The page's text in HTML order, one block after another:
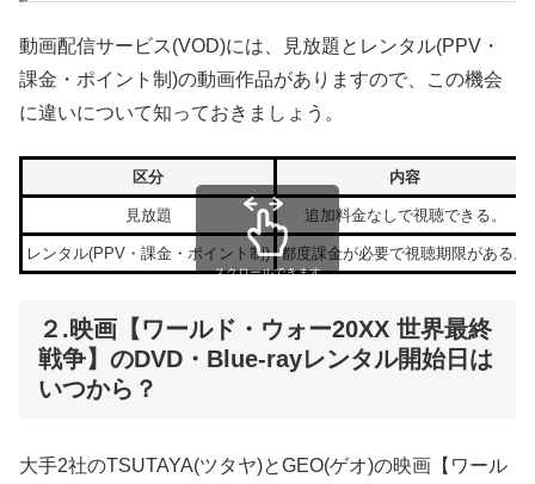
動画配信サービス(VOD)には、見放題とレンタル(PPV・
課金・ポイント制)の動画作品がありますので、この機会
に違いについて知っておきましょう。
区分 内容
見放題 追加料金なしで視聴できる。
レンタル(PPV・課金・ポイント制) 都度課金が必要で視聴期限がある。
スクロールできます
２.映画【ワールド・ウォー20XX 世界最終
戦争】のDVD・Blue-rayレンタル開始日は
いつから？
大手2社のTSUTAYA(ツタヤ)とGEO(ゲオ)の映画【ワール